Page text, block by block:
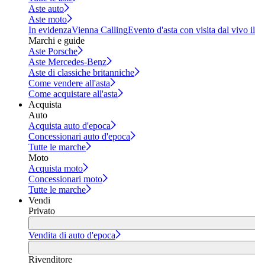
Aste auto
Aste moto
In evidenzaVienna CallingEvento d'asta con visita dal vivo
Marchi e guide
Aste Porsche
Aste Mercedes-Benz
Aste di classiche britanniche
Come vendere all'asta
Come acquistare all'asta
Acquista
Auto
Acquista auto d'epoca
Concessionari auto d'epoca
Tutte le marche
Moto
Acquista moto
Concessionari moto
Tutte le marche
Vendi
Privato
Vendita di auto d'epoca
Rivenditore